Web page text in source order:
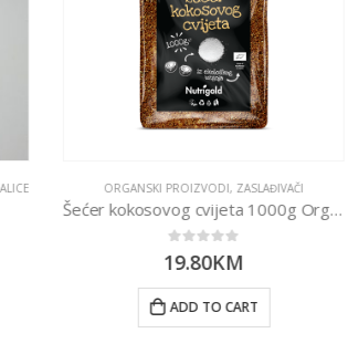
ORGANSKI PROIZVODI,ZASLAĐIVAČI
Šećer kokosovog cvijeta 1000g Organski
19.80KM
ADD TO CART